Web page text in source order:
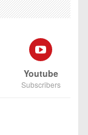
Youtube
Subscribers